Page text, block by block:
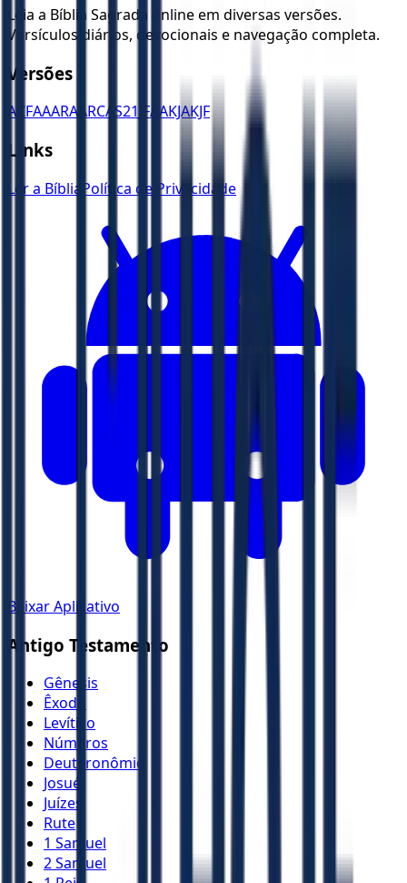
Leia a Bíblia Sagrada online em diversas versões.
Versículos diários, devocionais e navegação completa.
Versões
ACFAAARA ARCAS21 JFAAKJAKJF
Links
Ler a Bíblia Política de Privacidade
Baixar Aplicativo
Antigo Testamento
Gênesis
Êxodo
Levítico
Números
Deuteronômio
Josué
Juízes
Rute
1 Samuel
2 Samuel